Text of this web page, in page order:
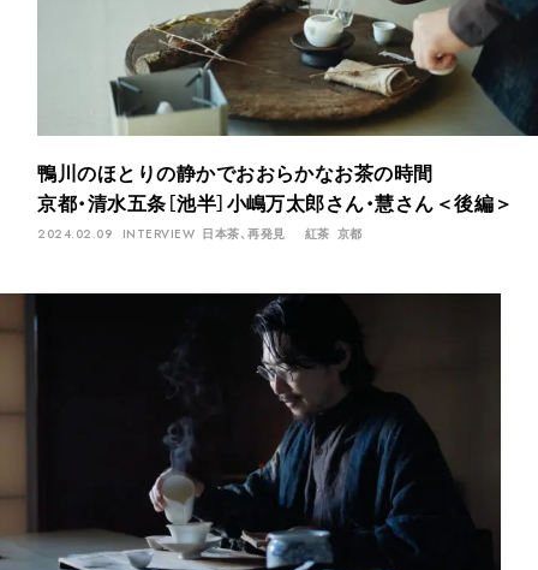
鴨川のほとりの静かでおおらかなお茶の時間
京都・清水五条［池半］小嶋万太郎さん・慧さん＜後編＞
2024.02.09 INTERVIEW 日本茶、再発見 紅茶 京都